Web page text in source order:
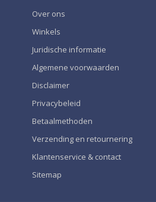
Over ons
Winkels
Juridische informatie
Algemene voorwaarden
Disclaimer
Privacybeleid
Betaalmethoden
Verzending en retournering
Klantenservice & contact
Sitemap